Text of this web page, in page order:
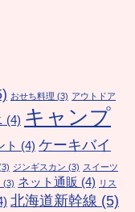
おせち料理 (3) アウトドア
(4) キャンプ
ト (4) ケーキバイ
ジンギスカン (3) スイーツ
(3) ネット通販 (4) リス
北海道新幹線 (5)